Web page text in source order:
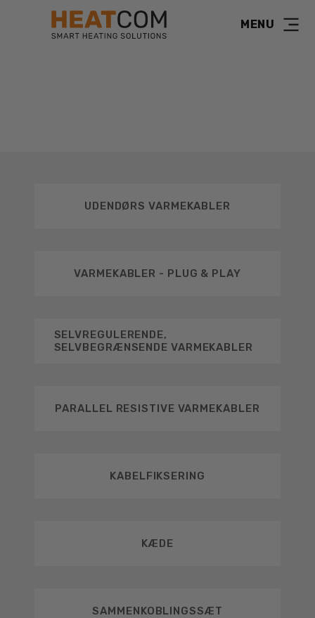
MENU
UDENDØRS VARMEKABLER
VARMEKABLER - PLUG & PLAY
SELVREGULERENDE,
SELVBEGRÆNSENDE VARMEKABLER
PARALLEL RESISTIVE VARMEKABLER
KABELFIKSERING
KÆDE
SAMMENKOBLINGSSÆT